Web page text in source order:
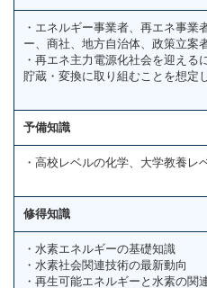
・エネルギー事業者、再エネ事業
ー、商社、地方自治体、政策立案
・再エネ主力電源化社会を迎える
貯蔵・変換に取り組むことを想定
予備知識
・高校レベルの化学、大学教養レ
修得知識
・水素エネルギーの基礎知識
・水素社会関連技術の最新動向
・再生可能エネルギーと水素の関